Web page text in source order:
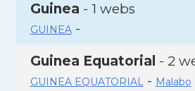
Guinea - 1 webs
GUINEA-
Guinea Equatorial - 2
GUINEA EQUATORIAL- Malabo